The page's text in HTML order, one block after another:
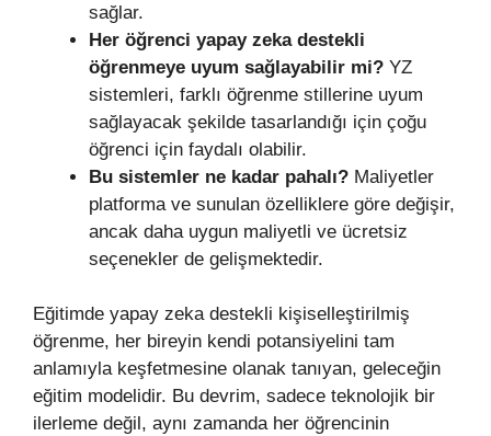
sağlar.
Her öğrenci yapay zeka destekli
öğrenmeye uyum sağlayabilir mi? YZ
sistemleri, farklı öğrenme stillerine uyum
sağlayacak şekilde tasarlandığı için çoğu
öğrenci için faydalı olabilir.
Bu sistemler ne kadar pahalı? Maliyetler
platforma ve sunulan özelliklere göre değişir,
ancak daha uygun maliyetli ve ücretsiz
seçenekler de gelişmektedir.
Eğitimde yapay zeka destekli kişiselleştirilmiş
öğrenme, her bireyin kendi potansiyelini tam
anlamıyla keşfetmesine olanak tanıyan, geleceğin
eğitim modelidir. Bu devrim, sadece teknolojik bir
ilerleme değil, aynı zamanda her öğrencinin